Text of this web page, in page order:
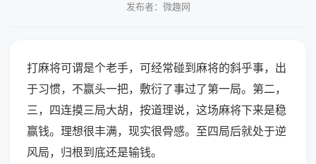
发布者：微趣网
打麻将可谓是个老手，可经常碰到麻将的斜乎事，出
于习惯，不赢头一把，敷衍了事过了第一局。第二，
三，四连摸三局大胡，按道理说，这场麻将下来是稳
赢钱。理想很丰满，现实很骨感。至四局后就处于逆
风局，归根到底还是输钱。